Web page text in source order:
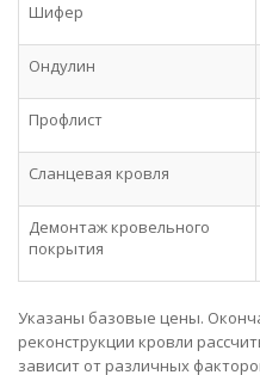
Шифер
Ондулин
Профлист
Сланцевая кровля
Демонтаж кровельного
покрытия
Указаны базовые цены.
реконструкции кровли
зависит от различных